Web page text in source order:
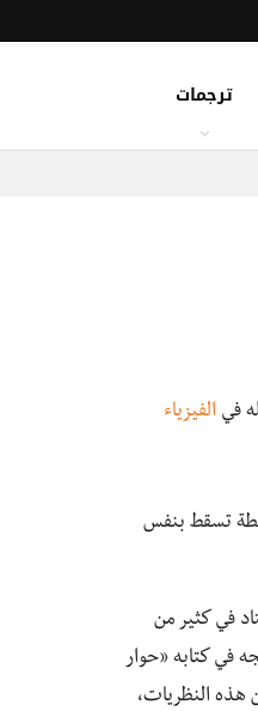
ترجمات
الفيزياء
تسقط بنفس
في كثير من
في كتابه «حوار
عن هذه النظريات،